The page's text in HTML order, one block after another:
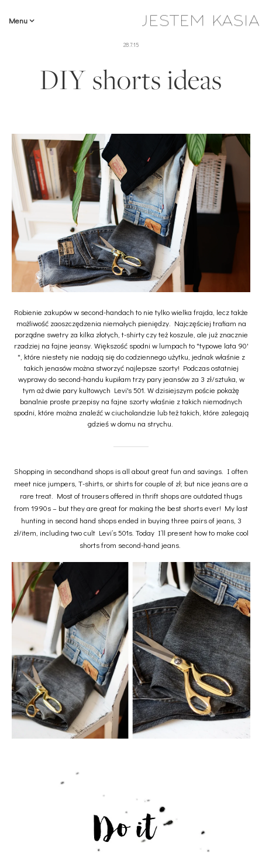
Menu
28.7.15
DIY shorts ideas
Robienie zakupów w second-handach to nie tylko wielka frajda, lecz także
możliwość zaoszczędzenia niemałych pieniędzy. Najczęściej trafiam na
porządne swetry za kilka złotych, t-shirty czy też koszule, ale już znacznie
rzadziej na fajne jeansy. Większość spodni w lumpach to "typowe lata 90'
", które niestety nie nadają się do codziennego użytku, jednak właśnie z
takich jenasów można stworzyć najlepsze szorty! Podczas ostatniej
wyprawy do second-handu kupiłam trzy pary jeansów za 3 zł/sztuka, w
tym aż dwie pary kultowych Levi's 501. W dzisiejszym poście pokażę
banalnie proste przepisy na fajne szorty właśnie z takich niemodnych
spodni, które można znaleźć w ciucholandzie lub też takich, które zalegają
gdzieś w domu na strychu.
Shopping in secondhand shops is all about great fun and savings. I often
meet nice jumpers, T-shirts, or shirts for couple of zł; but nice jeans are a
rare treat. Most of trousers offered in thrift shops are outdated thugs
from 1990s – but they are great for making the best shorts ever! My last
hunting in second hand shops ended in buying three pairs of jeans, 3
zł/item, including two cult Levi’s 501s. Today I’ll present how to make cool
shorts from second-hand jeans.